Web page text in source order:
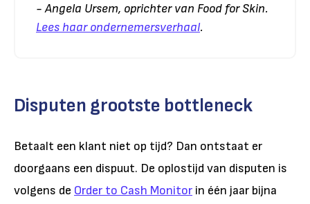
- Angela Ursem, oprichter van Food for Skin.
Lees haar ondernemersverhaal.
Disputen grootste bottleneck
Betaalt een klant niet op tijd? Dan ontstaat er
doorgaans een dispuut. De oplostijd van disputen is
volgens de Order to Cash Monitor in één jaar bijna